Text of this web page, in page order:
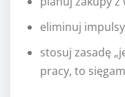
eliminuj
stosuj zasadę
pracy, to